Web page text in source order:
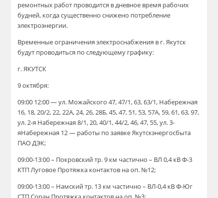
ремонтных работ проводится в дневное время рабочих
будней, когда существенно снижено потребление
электроэнергии.
Временные ограничения электроснабжения в г. Якутск
будут проводиться по следующему графику:
г. ЯКУТСК
9 октября:
09:00 12:00 —ул. Можайского 47, 47/1, 63, 63/1, Набережная
16, 18, 20/2, 22, 22А, 24, 26, 28Б, 45, 47, 51, 53, 57А, 59, 61, 63,97,
ул. 2-я Набережная 8/1, 20, 40/1, 44/2, 46, 47, 55, ул. 3-
яНабережная 12 — работы по заявке Якутскэнергосбыта
ПАО ДЭК;
09:00-13:00 – Покровский тр. 9 км частично – ВЛ 0,4 кВ Ф-3
КТП Луговое Протяжка контактов на оп. №12;
09:00-13:00 – Намский тр. 13 км частично – ВЛ-0,4 кВ Ф-Юг